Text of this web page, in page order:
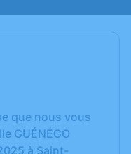
que nous vous
GUÉNÉGO
à Saint-